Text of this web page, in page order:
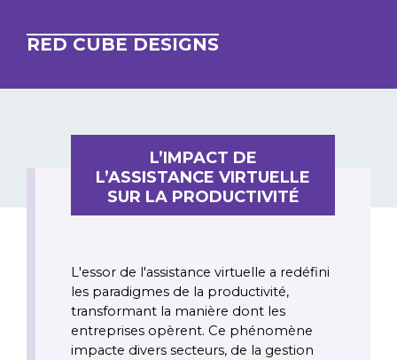
RED CUBE DESIGNS
L’IMPACT DE
L’ASSISTANCE VIRTUELLE
SUR LA PRODUCTIVITÉ
L'essor de l'assistance virtuelle a redéfini
les paradigmes de la productivité,
transformant la manière dont les
entreprises opèrent. Ce phénomène
impacte divers secteurs, de la gestion